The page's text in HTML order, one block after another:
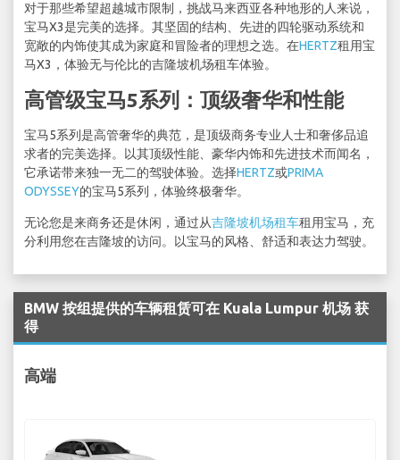
对于那些希望超越城市限制，挑战马来西亚各种地形的人来说，
宝马X3是完美的选择。其坚固的结构、先进的四轮驱动系统和
宽敞的内饰使其成为家庭和冒险者的理想之选。在HERTZ租用宝
马X3，体验无与伦比的吉隆坡机场租车体验。
高管级宝马5系列：顶级奢华和性能
宝马5系列是高管奢华的典范，是顶级商务专业人士和奢侈品追
求者的完美选择。以其顶级性能、豪华内饰和先进技术而闻名，
它承诺带来独一无二的驾驶体验。选择HERTZ或PRIMA
ODYSSEY的宝马5系列，体验终极奢华。
无论您是来商务还是休闲，通过从吉隆坡机场租车租用宝马，充
分利用您在吉隆坡的访问。以宝马的风格、舒适和表达力驾驶。
BMW 按组提供的车辆租赁可在 Kuala Lumpur 机场 获
得
高端